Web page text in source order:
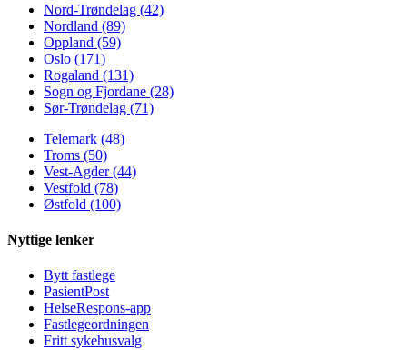
Nord-Trøndelag (42)
Nordland (89)
Oppland (59)
Oslo (171)
Rogaland (131)
Sogn og Fjordane (28)
Sør-Trøndelag (71)
Telemark (48)
Troms (50)
Vest-Agder (44)
Vestfold (78)
Østfold (100)
Nyttige lenker
Bytt fastlege
PasientPost
HelseRespons-app
Fastlegeordningen
Fritt sykehusvalg